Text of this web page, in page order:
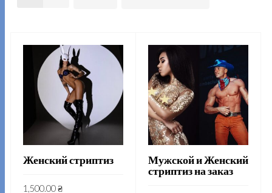
Женский стриптиз
1,500.00₴
Мужской и Женский
стриптиз на заказ